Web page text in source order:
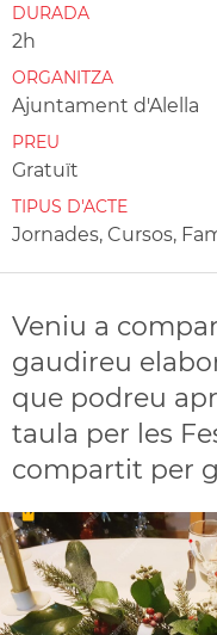
DURADA
2h
ORGANITZA
Ajuntament d'Alella
PREU
Gratuït
TIPUS D'ACTE
Jornades, Cursos,
Veniu a
gaudireu
que podreu
taula per les
compartit per